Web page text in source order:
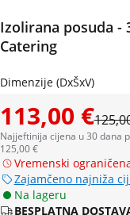
Izolirana posuda -
Catering
Dimenzije (DxŠxV)
113,00 €
Najjeftinija cijena u 30 dana
125,00 €
Vremenski
Zajamčeno najniža
Na lageru
BESPLATNA